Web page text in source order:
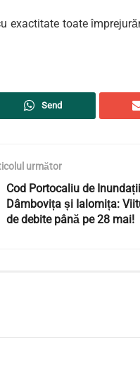
exactitate toate
Send
următor
Cod Portocaliu de
Dâmbovița și Ialomița:
de debite până pe 28 mai!